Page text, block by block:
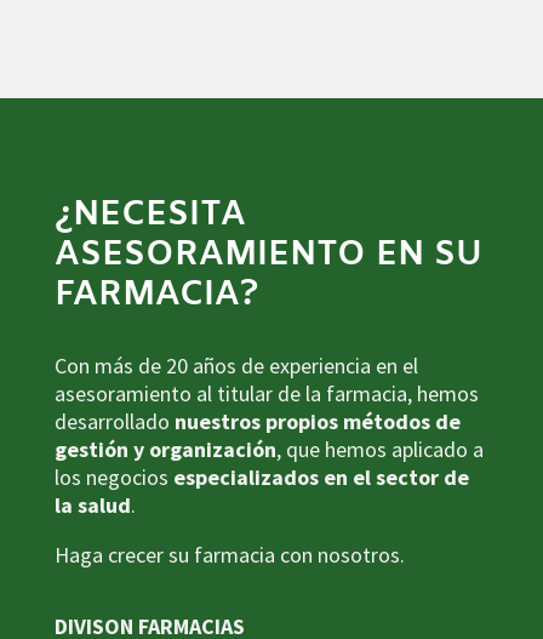
¿NECESITA
ASESORAMIENTO EN SU
FARMACIA?
Con más de 20 años de experiencia en el
asesoramiento al titular de la farmacia, hemos
desarrollado nuestros propios métodos de
gestión y organización, que hemos aplicado a
los negocios especializados en el sector de
la salud.
Haga crecer su farmacia con nosotros.
DIVISON FARMACIAS